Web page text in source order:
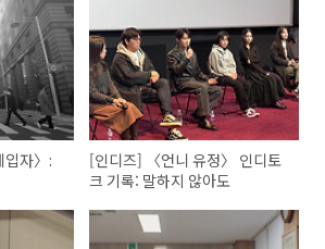
자〉:
[인디즈] 〈언니 유정〉 인디토
크 기록: 말하지 않아도